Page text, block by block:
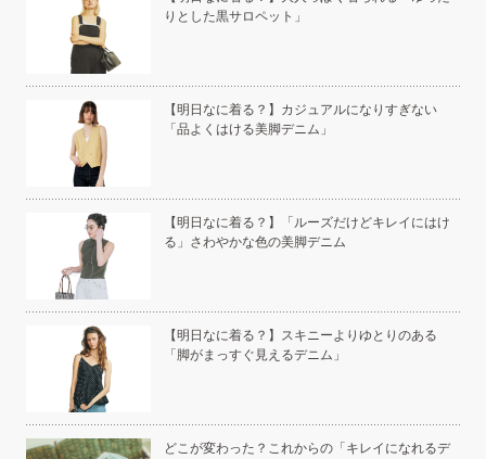
りとした黒サロペット」
【明日なに着る？】カジュアルになりすぎない
「品よくはける美脚デニム」
【明日なに着る？】「ルーズだけどキレイにはけ
る」さわやかな色の美脚デニム
【明日なに着る？】スキニーよりゆとりのある
「脚がまっすぐ見えるデニム」
どこが変わった？これからの「キレイになれるデ